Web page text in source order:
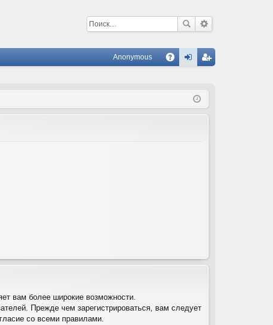
С
Anonymous
ис
вам более широкие возможности.
Прежде чем зарегистрироваться, вам следует
со всеми правилами.